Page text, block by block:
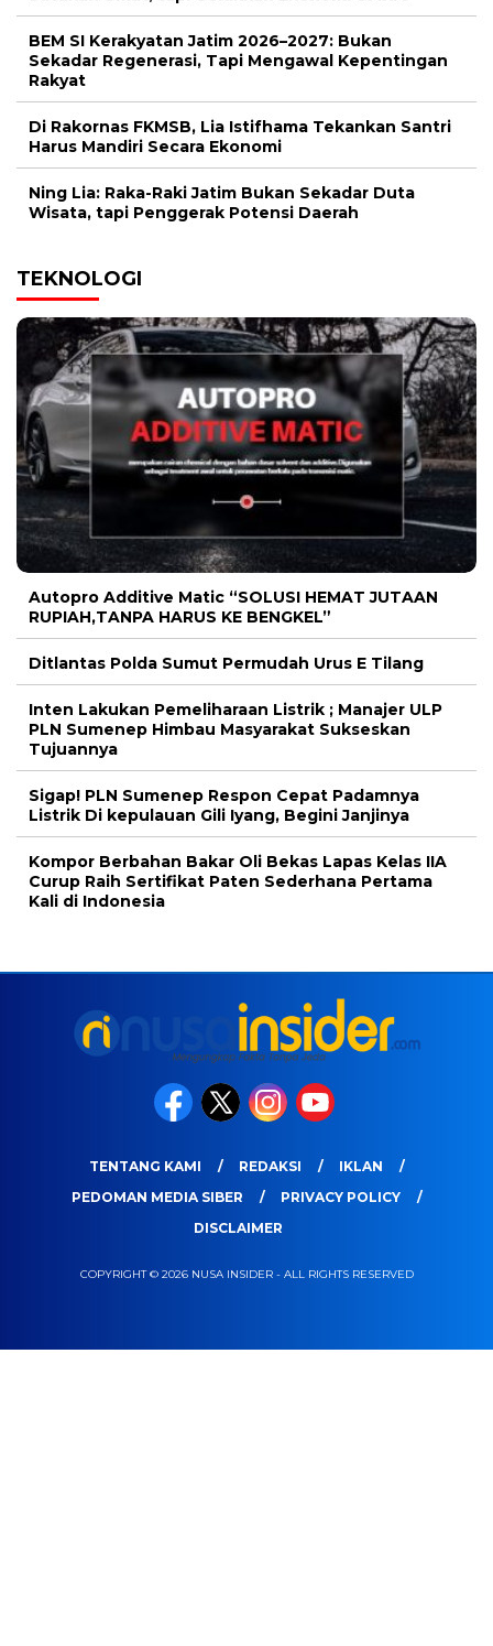
BEM SI Kerakyatan Jatim 2026–2027: Bukan
Sekadar Regenerasi, Tapi Mengawal Kepentingan
Rakyat
Di Rakornas FKMSB, Lia Istifhama Tekankan Santri
Harus Mandiri Secara Ekonomi
Ning Lia: Raka-Raki Jatim Bukan Sekadar Duta
Wisata, tapi Penggerak Potensi Daerah
TEKNOLOGI
Autopro Additive Matic “SOLUSI HEMAT JUTAAN
RUPIAH,TANPA HARUS KE BENGKEL”
Ditlantas Polda Sumut Permudah Urus E Tilang
Inten Lakukan Pemeliharaan Listrik ; Manajer ULP
PLN Sumenep Himbau Masyarakat Sukseskan
Tujuannya
Sigap! PLN Sumenep Respon Cepat Padamnya
Listrik Di kepulauan Gili Iyang, Begini Janjinya
Kompor Berbahan Bakar Oli Bekas Lapas Kelas IIA
Curup Raih Sertifikat Paten Sederhana Pertama
Kali di Indonesia
TENTANG KAMI REDAKSI
IKLAN
PEDOMAN MEDIA SIBER
PRIVACY POLICY
DISCLAIMER
COPYRIGHT © 2026 NUSA INSIDER - ALL RIGHTS RESERVED